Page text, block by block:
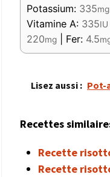
Potassium: 335mg
Vitamine A: 335IU
220mg Fer: 4.5
Lisez aussi : Pot-
Recettes
Recette
Recette